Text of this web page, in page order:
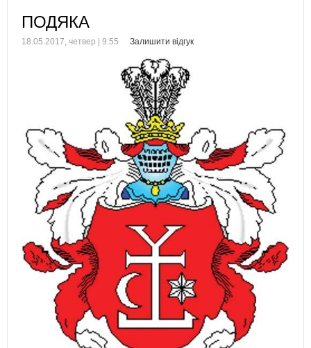
ПОДЯКА
18.05.2017, четвер | 9:55 Залишити відгук